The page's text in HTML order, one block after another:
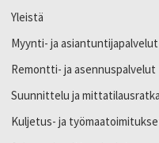
Yleistä
Myynti- ja asiantuntijapalvelut
Remontti- ja asennuspalvelut
Suunnittelu ja
Kuljetus- ja